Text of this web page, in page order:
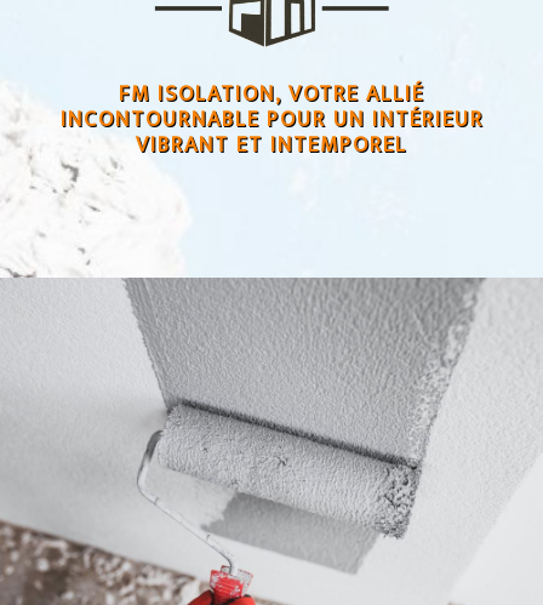
FM ISOLATION, VOTRE ALLIÉ
INCONTOURNABLE POUR UN INTÉRIEUR
VIBRANT ET INTEMPOREL